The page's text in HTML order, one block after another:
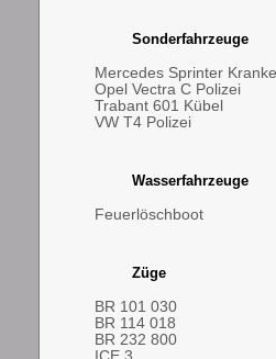
Sonderfahrzeuge
Mercedes Sprinter
Opel Vectra C Polizei
Trabant 601 Kübel
VW T4 Polizei
Wasserfahrzeuge
Feuerlöschboot
Züge
BR 101 030
BR 114 018
BR 232 800